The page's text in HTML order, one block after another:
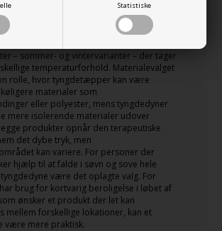
Statistiske
ofte designet med både vægt og
for øje, hvilket gør den mere velegnet til
som en komplet erstatning for en
– sommer- og vintervarianter – der tager
temperaturforhold. Materialevalget
rolle, hvor tyngdetæpper kan være
materialer som
eller polyester, mens tyngdedyner
mere isolerende materialer udover
produkter opnår den terapeutiske
det dybe tryk, men
kan variere. For personer der
hjælp til at falde i søvn og sove hele
tyngdedyne være det oplagte valg. For
brug for kortvarig beroligelse i løbet af
ønsker et produkt der let kan
mellem forskellige lokationer, kan et
være mere praktisk.